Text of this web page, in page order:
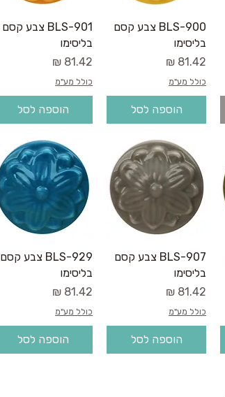
תצוגה מהירה
BLS-900 צבע קסם
בליסימו
מחיר
כולל מע"מ
הוספה לסל
תצוגה מהירה
BLS-901 צבע קסם
בליסימו
מחיר
כולל מע"מ
הוספה לסל
תצוגה מהירה
BLS-907 צבע קסם
בליסימו
מחיר
כולל מע"מ
הוספה לסל
תצוגה מהירה
BLS-929 צבע קסם
בליסימו
מחיר
כולל מע"מ
הוספה לסל